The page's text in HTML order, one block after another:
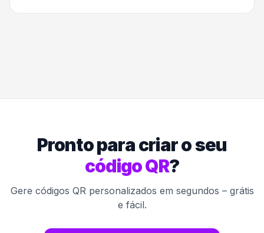
Pronto para criar o seu
código QR?
Gere códigos QR personalizados em segundos – grátis
e fácil.